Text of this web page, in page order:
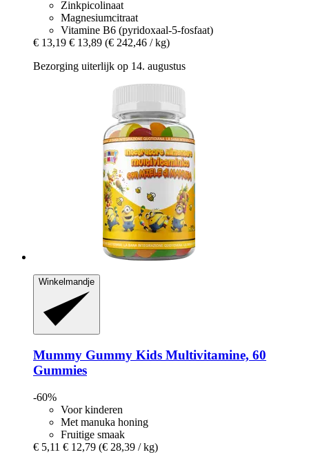
Zinkpicolinaat
Magnesiumcitraat
Vitamine B6 (pyridoxaal-5-fosfaat)
€ 13,19 € 13,89 (€ 242,46 / kg)
Bezorging uiterlijk op 14. augustus
Winkelmandje
Mummy Gummy Kids Multivitamine, 60
Gummies
-60%
Voor kinderen
Met manuka honing
Fruitige smaak
€ 5,11 € 12,79 (€ 28,39 / kg)